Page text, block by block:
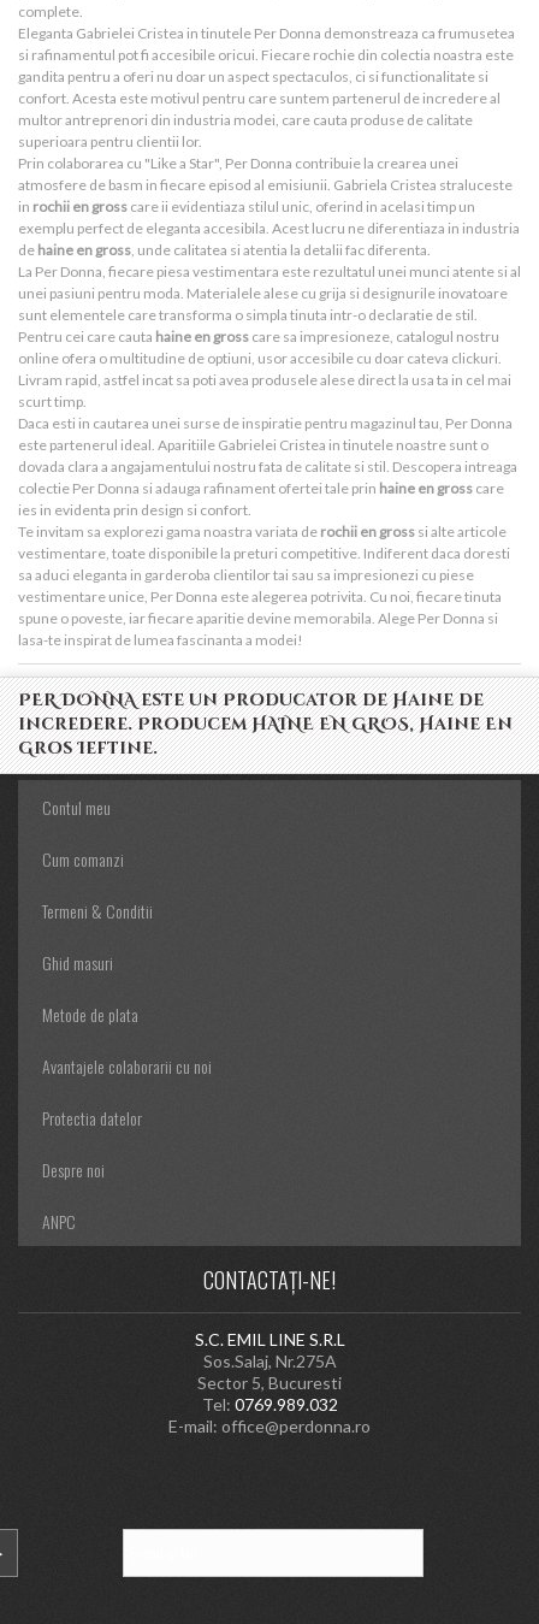
complete.
Eleganta Gabrielei Cristea in tinutele Per Donna demonstreaza ca frumusetea
si rafinamentul pot fi accesibile oricui. Fiecare rochie din colectia noastra este
gandita pentru a oferi nu doar un aspect spectaculos, ci si functionalitate si
confort. Acesta este motivul pentru care suntem partenerul de incredere al
multor antreprenori din industria modei, care cauta produse de calitate
superioara pentru clientii lor.
Prin colaborarea cu "Like a Star", Per Donna contribuie la crearea unei
atmosfere de basm in fiecare episod al emisiunii. Gabriela Cristea straluceste
in rochii en gross care ii evidentiaza stilul unic, oferind in acelasi timp un
exemplu perfect de eleganta accesibila. Acest lucru ne diferentiaza in industria
de haine en gross , unde calitatea si atentia la detalii fac diferenta.
La Per Donna, fiecare piesa vestimentara este rezultatul unei munci atente si al
unei pasiuni pentru moda. Materialele alese cu grija si designurile inovatoare
sunt elementele care transforma o simpla tinuta intr-o declaratie de stil.
Pentru cei care cauta haine en gross care sa impresioneze, catalogul nostru
online ofera o multitudine de optiuni, usor accesibile cu doar cateva clickuri.
Livram rapid, astfel incat sa poti avea produsele alese direct la usa ta in cel mai
scurt timp.
Daca esti in cautarea unei surse de inspiratie pentru magazinul tau, Per Donna
este partenerul ideal. Aparitiile Gabrielei Cristea in tinutele noastre sunt o
dovada clara a angajamentului nostru fata de calitate si stil. Descopera intreaga
colectie Per Donna si adauga rafinament ofertei tale prin haine en gross care
ies in evidenta prin design si confort.
Te invitam sa explorezi gama noastra variata de rochii en gross si alte articole
vestimentare, toate disponibile la preturi competitive. Indiferent daca doresti
sa aduci eleganta in garderoba clientilor tai sau sa impresionezi cu piese
vestimentare unice, Per Donna este alegerea potrivita. Cu noi, fiecare tinuta
spune o poveste, iar fiecare aparitie devine memorabila. Alege Per Donna si
lasa-te inspirat de lumea fascinanta a modei!
PER DONNA este un Producator de Haine de
incredere. Producem HAINE EN GROS, Haine En
Gros Ieftine.
Contul meu
Cum comanzi
Termeni & Conditii
Ghid masuri
Metode de plata
Avantajele colaborarii cu noi
Protectia datelor
Despre noi
ANPC
CONTACTAȚI-NE!
S.C. EMIL LINE S.R.L
Sos.Salaj, Nr.275A
Sector 5, Bucuresti
Tel: 0769.989.032
E-mail: office@perdonna.ro